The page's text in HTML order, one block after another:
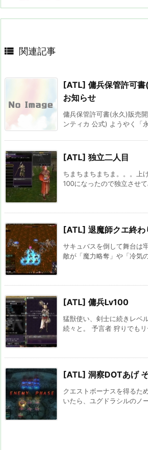
 関連記事
[ATL] 傭兵保管許可
お知らせ
傭兵保管許可書(永久)販売
ンティカ 公式) ようやく「
[ATL] 独立二人目
ちまちまちまちま。。。上
100になったので独立させ
[ATL] 退魔師クエ終わ
サキュバスを倒して舞台は
敵が「魔力略奪」や「冷気
[ATL] 傭兵Lv100
猛獣使い、剣士に続きレベ
続々と。 予言者 狩りでも
[ATL] 洞察DOTあげ
クエストボーナスを得るた
いたら、ユグドラシルのノ